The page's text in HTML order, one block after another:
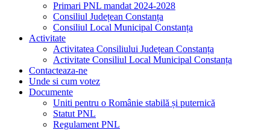
Primari PNL mandat 2024-2028
Consiliul Județean Constanța
Consiliul Local Municipal Constanța
Activitate
Activitatea Consiliului Județean Constanța
Activitate Consiliul Local Municipal Constanța
Contacteaza-ne
Unde si cum votez
Documente
Uniti pentru o Românie stabilă și puternică
Statut PNL
Regulament PNL